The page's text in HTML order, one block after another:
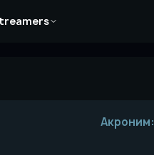
Акроним: